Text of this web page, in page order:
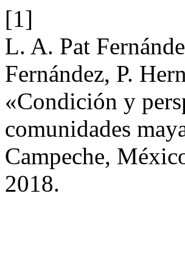
[1]
L. A. Pat
Fernández, P.
«Condición y
comunidades
Campeche,
2018.